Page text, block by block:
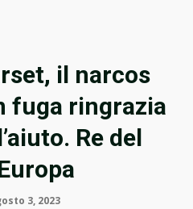
il narcos
fuga ringrazia
Re del
3, 2023